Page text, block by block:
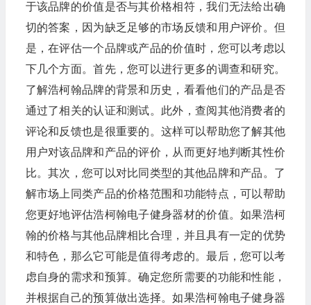
于该品牌的价值是否与其价格相符，我们无法给出确
切的答案，因为缺乏足够的市场反馈和用户评价。但
是，在评估一个品牌或产品的价值时，您可以考虑以
下几个方面。首先，您可以进行更多的调查和研究。
了解浩柯翰品牌的背景和历史，看看他们的产品是否
通过了相关的认证和测试。此外，查阅其他消费者的
评论和反馈也是很重要的。这样可以帮助您了解其他
用户对该品牌和产品的评价，从而更好地判断其性价
比。其次，您可以对比同类型的其他品牌和产品。了
解市场上同类产品的价格范围和功能特点，可以帮助
您更好地评估浩柯翰电子健身器材的价值。如果浩柯
翰的价格与其他品牌相比合理，并且具有一定的优势
和特色，那么它可能是值得考虑的。最后，您可以考
虑自身的需求和预算。确定您所需要的功能和性能，
并根据自己的预算做出选择。如果浩柯翰电子健身器